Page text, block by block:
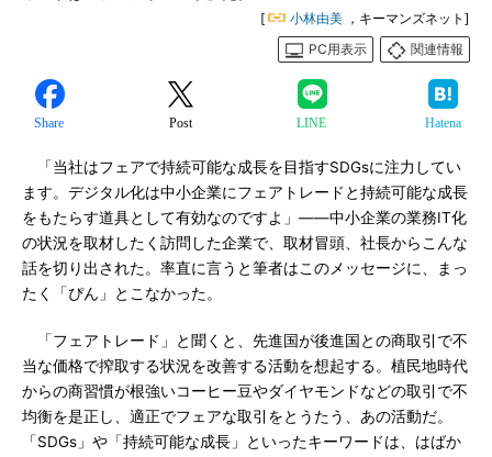
[ 小林由美 ，キーマンズネット]
PC用表示
関連情報
Share Post LINE Hatena
「当社はフェアで持続可能な成長を目指すSDGsに注力してい
ます。デジタル化は中小企業にフェアトレードと持続可能な成長
をもたらす道具として有効なのですよ」――中小企業の業務IT化
の状況を取材したく訪問した企業で、取材冒頭、社長からこんな
話を切り出された。率直に言うと筆者はこのメッセージに、まっ
たく「ぴん」とこなかった。
「フェアトレード」と聞くと、先進国が後進国との商取引で不
当な価格で搾取する状況を改善する活動を想起する。植民地時代
からの商習慣が根強いコーヒー豆やダイヤモンドなどの取引で不
均衡を是正し、適正でフェアな取引をとうたう、あの活動だ。
「SDGs」や「持続可能な成長」といったキーワードは、はばか